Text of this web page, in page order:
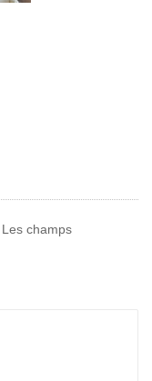
Les champs